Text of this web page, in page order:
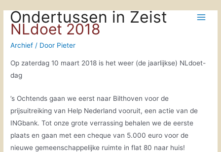
naar
inhoud
Ondertussen in Zeist
NLdoet 2018
Archief / Door Pieter
Op zaterdag 10 maart 2018 is het weer (de jaarlijkse) NLdoet-
dag
’s Ochtends gaan we eerst naar Bilthoven voor de
prijsuitreiking van Help Nederland vooruit, een actie van de
INGbank. Tot onze grote verrassing behalen we de eerste
plaats en gaan met een cheque van 5.000 euro voor de
nieuwe gemeenschappelijke ruimte in flat 80 naar huis!